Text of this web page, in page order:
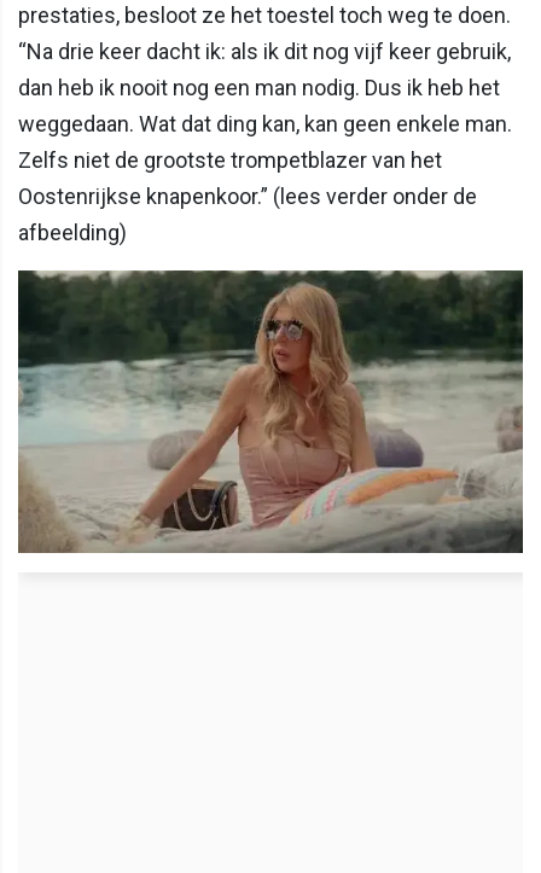
prestaties, besloot ze het toestel toch weg te doen.
“Na drie keer dacht ik: als ik dit nog vijf keer gebruik,
dan heb ik nooit nog een man nodig. Dus ik heb het
weggedaan. Wat dat ding kan, kan geen enkele man.
Zelfs niet de grootste trompetblazer van het
Oostenrijkse knapenkoor.” (lees verder onder de
afbeelding)